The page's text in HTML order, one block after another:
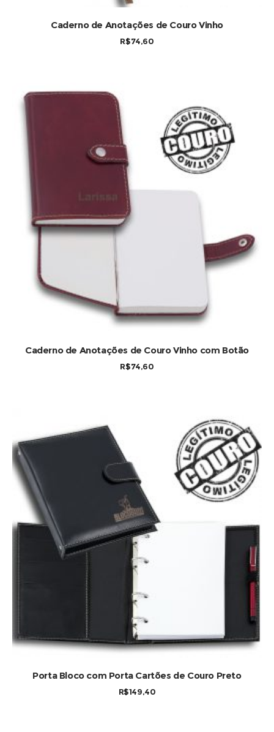
COMPRAR
Caderno de Anotações de Couro Vinho
R$74,60
COMPRAR
Caderno de Anotações de Couro Vinho com Botão
R$74,60
COMPRAR
Porta Bloco com Porta Cartões de Couro Preto
R$149,40